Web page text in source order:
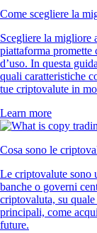
Come scegliere la
Scegliere la migliore
piattaforma promette
d’uso. In questa
quali caratteristiche
tue criptovalute in
Learn more
Cosa sono le
Le criptovalute sono
banche o governi
criptovaluta, su
principali, come
future.